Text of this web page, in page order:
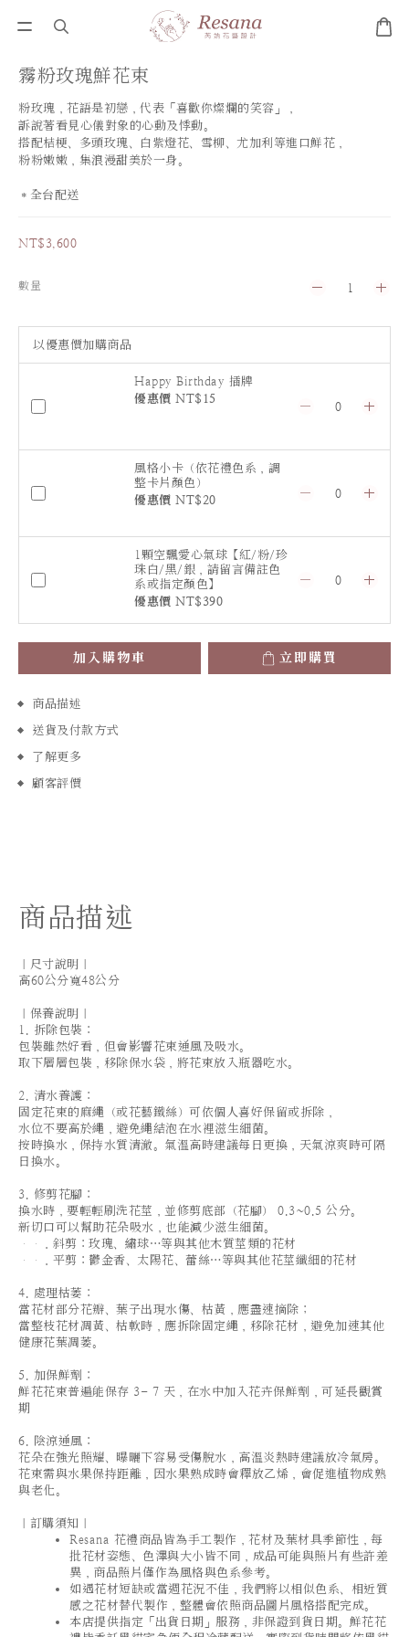
霧粉玫瑰鮮花束
粉玫瑰，花語是初戀，代表「喜歡你燦爛的笑容」，
訴說著看見心儀對象的心動及悸動。
搭配桔梗、多頭玫瑰、白紫燈花、雪柳、尤加利等進口鮮花，
粉粉嫩嫩，集浪漫甜美於一身。
＊全台配送
NT$3,600
數量
以優惠價加購商品
Happy Birthday 插牌
優惠價 NT$15
風格小卡（依花禮色系，調
整卡片顏色）
優惠價 NT$20
1顆空飄愛心氣球【紅/粉/珍
珠白/黑/銀，請留言備註色
系或指定顏色】
優惠價 NT$390
加入購物車 立即購買
商品描述
送貨及付款方式
了解更多
顧客評價
商品描述
｜尺寸說明｜
高60公分寬48公分
｜保養說明｜
1. 拆除包裝：
包裝雖然好看，但會影響花束通風及吸水。
取下層層包裝，移除保水袋，將花束放入瓶器吃水。
2. 清水養護：
固定花束的麻繩（或花藝鐵絲）可依個人喜好保留或拆除，
水位不要高於繩，避免繩結泡在水裡滋生細菌。
按時換水，保持水質清澈。氣溫高時建議每日更換，天氣涼爽時可隔
日換水。
3. 修剪花腳：
換水時，要輕輕刷洗花莖，並修剪底部（花腳） 0.3~0.5 公分。
新切口可以幫助花朵吸水，也能減少滋生細菌。
．斜剪：玫瑰、繡球…等與其他木質莖類的花材
．平剪：鬱金香、太陽花、蕾絲…等與其他花莖纖細的花材
4. 處理枯萎：
當花材部分花瓣、葉子出現水傷、枯黃，應盡速摘除；
當整枝花材凋黃、枯軟時，應拆除固定繩，移除花材，避免加速其他
健康花葉凋萎。
5. 加保鮮劑：
鮮花花束普遍能保存 3- 7 天，在水中加入花卉保鮮劑，可延長觀賞
期
6. 陰涼通風：
花朵在強光照耀、曝曬下容易受傷脫水，高溫炎熱時建議放冷氣房。
花束需與水果保持距離，因水果熟成時會釋放乙烯，會促進植物成熟
與老化。
｜訂購須知｜
Resana 花禮商品皆為手工製作，花材及葉材具季節性，每
批花材姿態、色澤與大小皆不同，成品可能與照片有些許差
異，商品照片僅作為風格與色系參考。
如遇花材短缺或當週花況不佳，我們將以相似色系、相近質
感之花材替代製作，整體會依照商品圖片風格搭配完成。
本店提供指定「出貨日期」服務，非保證到貨日期。鮮花花